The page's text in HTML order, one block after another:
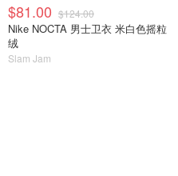
$81.00 $124.00
Nike NOCTA 男士卫衣 米白色摇粒
绒
Slam Jam